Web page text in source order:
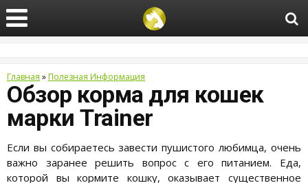
Главная »Полезная Информация
Обзор корма для кошек
марки Trainer
Если вы собираетесь завести пушистого любимца, очень
важно заранее решить вопрос с его питанием. Еда,
которой вы кормите кошку, оказывает существенное